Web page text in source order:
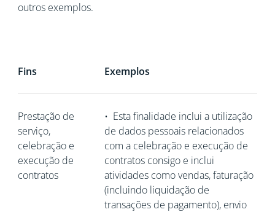
outros exemplos.
Fins Exemplos
Prestação de
serviço,
celebração e
execução de
contratos
• Esta finalidade inclui a utilização
de dados pessoais relacionados
com a celebração e execução de
contratos consigo e inclui
atividades como vendas, faturação
(incluindo liquidação de
transações de pagamento), envio